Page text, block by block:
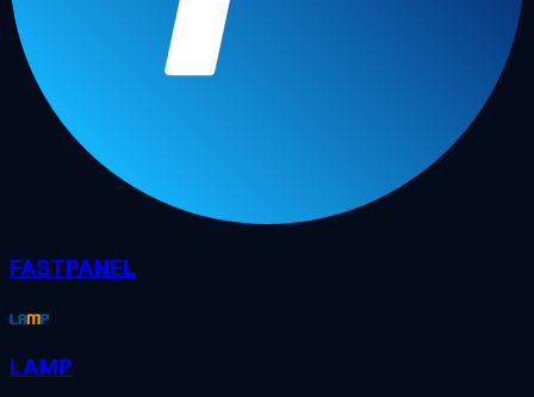
FASTPANEL
LAMP